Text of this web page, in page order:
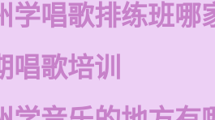
学唱歌排练班哪
唱歌培训